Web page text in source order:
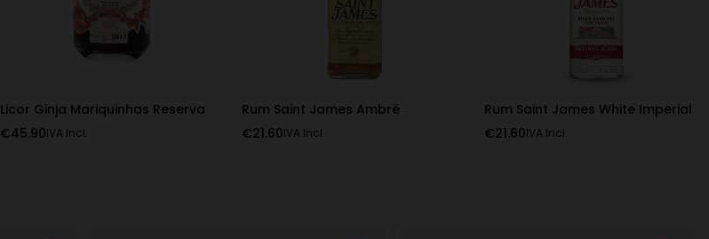
Licor Ginja Mariquinhas Reserva
€45.90IVA Incl.
Rum Saint James Ambré
€21.60IVA Incl.
Rum Saint James White Imperial
€21.60IVA Incl.